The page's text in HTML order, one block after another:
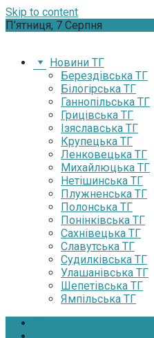
Skip to content
П’ятниця, 7 Серпня
Новини ТГ
Берездівська ТГ
Білогірська ТГ
Ганнопільська ТГ
Грицівська ТГ
Ізяславська ТГ
Крупецька ТГ
Ленковецька ТГ
Михайлюцька ТГ
Нетішинська ТГ
Плужненська ТГ
Полонська ТГ
Понінківська ТГ
Сахнівецька ТГ
Славутська ТГ
Судилківська ТГ
Улашанівська ТГ
Шепетівська ТГ
Ямпільська ТГ